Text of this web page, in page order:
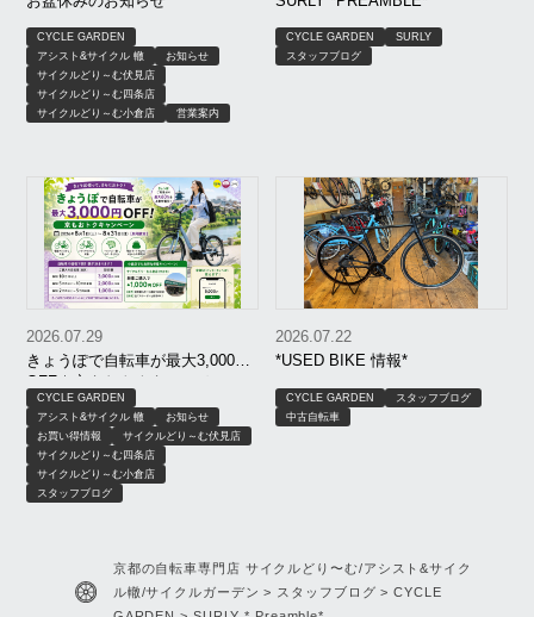
CYCLE GARDEN
アシスト&サイクル 轍
お知らせ
サイクルどり～む伏見店
サイクルどり～む四条店
サイクルどり～む小倉店
営業案内
CYCLE GARDEN
SURLY
スタッフブログ
きょうぽで自転車が最大3,000円
OFF｜京もおトクキャンペーン
【8月限定】｜京都 サイクルどり
～む、アシスト＆サイクル轍、
サイクルガーデン
2026.07.29
CYCLE GARDEN
アシスト&サイクル 轍
お知らせ
お買い得情報
サイクルどり～む伏見店
サイクルどり～む四条店
サイクルどり～む小倉店
スタッフブログ
*USED BIKE 情報*
2026.07.22
CYCLE GARDEN
スタッフブログ
中古自転車
京都の自転車専門店 サイクルどり〜む/アシスト&サイク
ル轍/サイクルガーデン > スタッフブログ >CYCLE